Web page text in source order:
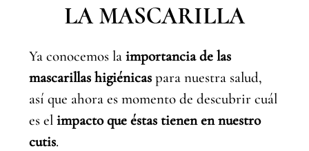
LA MASCARILLA
Ya conocemos la importancia de las
mascarillas higiénicas para nuestra salud,
así que ahora es momento de descubrir cuál
es el impacto que éstas tienen en nuestro
cutis.